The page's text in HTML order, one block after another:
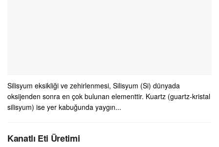
Silisyum eksikliği ve zehirlenmesi, Silisyum (Si) dünyada
oksijenden sonra en çok bulunan elementtir. Kuartz (guartz-kristal
silisyum) ise yer kabuğunda yaygın...
Kanatlı Eti Üretimi